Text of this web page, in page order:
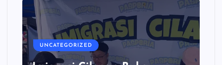
UNCATEGORIZED